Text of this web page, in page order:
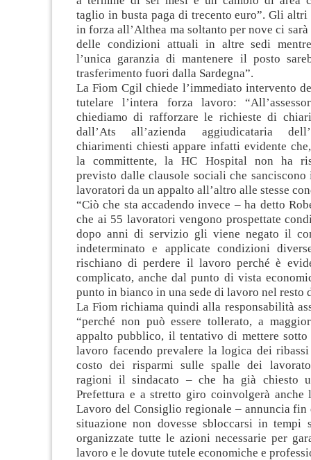
taglio in busta paga di trecento euro”. Gli
in forza all’Althea ma soltanto per nove ci
delle condizioni attuali in altre sedi
l’unica garanzia di mantenere il posto
trasferimento fuori dalla Sardegna”.
La Fiom Cgil chiede l’immediato intervento
tutelare l’intera forza lavoro:
chiediamo di rafforzare le richieste di
dall’Ats all’azienda aggiudicataria
chiarimenti chiesti appare infatti evidente
la committente, la HC Hospital non ha
previsto dalle clausole sociali che sanciscono
lavoratori da un appalto all’altro alle stesse
“Ciò che sta accadendo invece – ha detto
che ai 55 lavoratori vengono prospettate
dopo anni di servizio gli viene negato il
indeterminato e applicate condizioni
rischiano di perdere il lavoro perché è
complicato, anche dal punto di vista
punto in bianco in una sede di lavoro nel resto
La Fiom richiama quindi alla responsabilità
“perché non può essere tollerato, a
appalto pubblico, il tentativo di mettere sotto
lavoro facendo prevalere la logica dei
costo dei risparmi sulle spalle dei
ragioni il sindacato – che ha già chiesto
Prefettura e a stretto giro coinvolgerà anche
Lavoro del Consiglio regionale – annuncia fin
situazione non dovesse sbloccarsi in tempi
organizzate tutte le azioni necessarie per
lavoro e le dovute tutele economiche e